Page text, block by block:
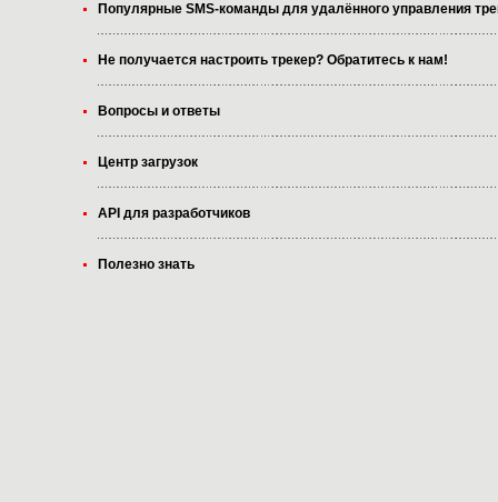
Популярные SMS-команды для удалённого управления
Не получается настроить трекер? Обратитесь к нам!
Вопросы и ответы
Центр загрузок
API для разработчиков
Полезно знать